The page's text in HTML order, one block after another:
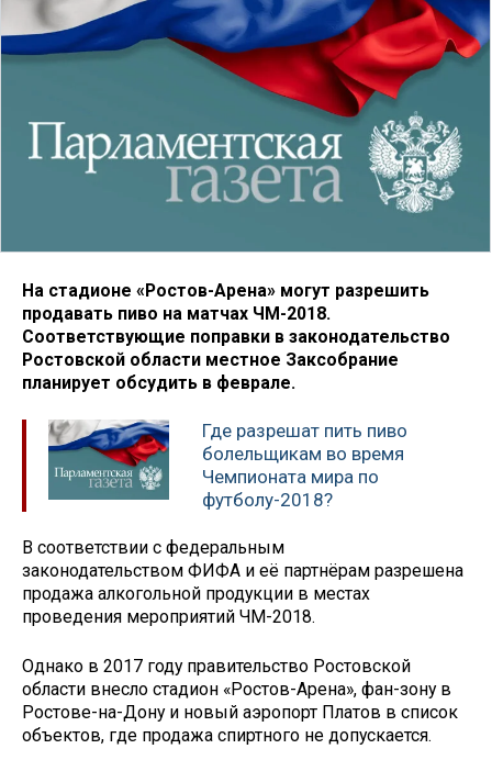
На стадионе «Ростов-Арена» могут разрешить
продавать пиво на матчах ЧМ-2018.
Соответствующие поправки в законодательство
Ростовской области местное Заксобрание
планирует обсудить в феврале.
Где разрешат пить пиво
болельщикам во время
Чемпионата мира по
футболу-2018?
В соответствии с федеральным
законодательством ФИФA и её партнёрам разрешена
продажа алкогольной продукции в местах
проведения мероприятий ЧМ-2018.
Однако в 2017 году правительство Ростовской
области внесло стадион «Ростов-Арена», фан-зону в
Ростове-на-Дону и новый аэропорт Платов в список
объектов, где продажа спиртного не допускается.